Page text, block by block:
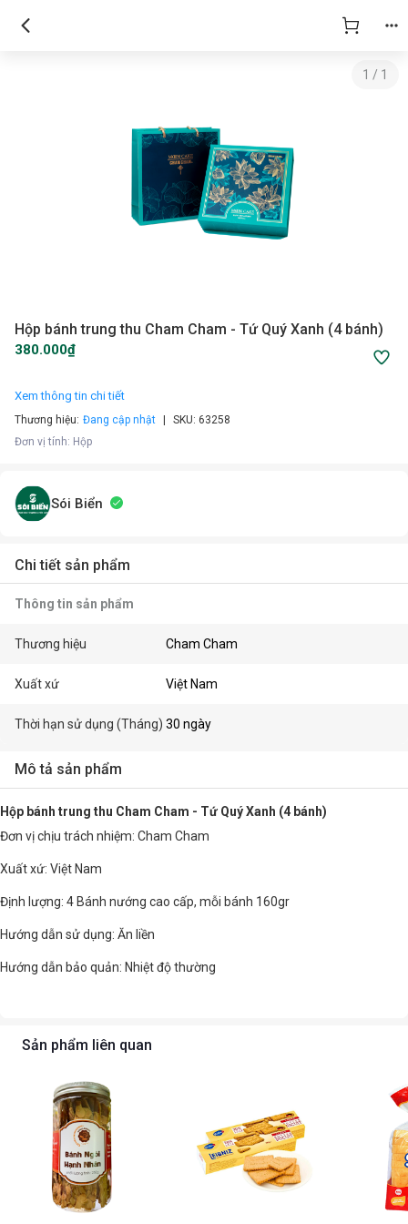
1 / 1
Hộp bánh trung thu Cham Cham - Tứ Quý Xanh (4 bánh)
380.000₫
Xem thông tin chi tiết
Thương hiệu: Đang cập nhật SKU: 63258
Đơn vị tính: Hộp
Sói Biển
Chi tiết sản phẩm
Thông tin sản phẩm
Thương hiệu Cham Cham
Xuất xứ Việt Nam
Thời hạn sử dụng (Tháng) 30 ngày
Mô tả sản phẩm
Hộp bánh trung thu Cham Cham - Tứ Quý Xanh (4 bánh)
Đơn vị chịu trách nhiệm: Cham Cham
Xuất xứ: Việt Nam
Định lượng: 4 Bánh nướng cao cấp, mỗi bánh 160gr
Hướng dẫn sử dụng: Ăn liền
Hướng dẫn bảo quản: Nhiệt độ thường
Sản phẩm liên quan